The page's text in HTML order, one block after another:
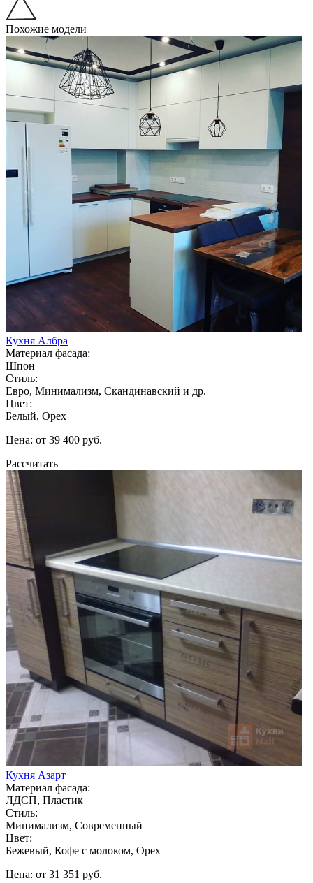
Похожие модели
Кухня Албра
Материал фасада:
Шпон
Стиль:
Евро, Минимализм, Скандинавский и др.
Цвет:
Белый, Орех
Цена: от 39 400 руб.
Рассчитать
Кухня Азарт
Материал фасада:
ЛДСП, Пластик
Стиль:
Минимализм, Современный
Цвет:
Бежевый, Кофе с молоком, Орех
Цена: от 31 351 руб.